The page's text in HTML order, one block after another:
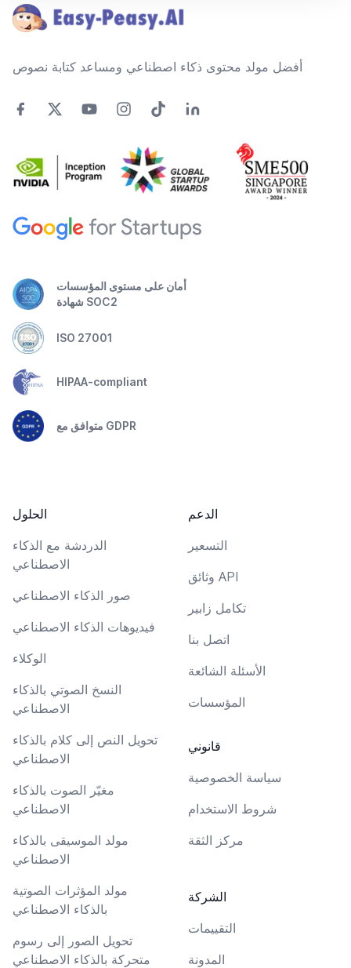
أفضل مولد محتوى ذكاء اصطناعي ومساعد كتابة نصوص
أمان على مستوى المؤسسات
شهادة SOC2
ISO 27001
HIPAA-compliant
متوافق مع GDPR
الحلول
الدردشة مع الذكاء
الاصطناعي
صور الذكاء الاصطناعي
فيديوهات الذكاء الاصطناعي
الوكلاء
النسخ الصوتي بالذكاء
الاصطناعي
تحويل النص إلى كلام بالذكاء
الاصطناعي
مغيّر الصوت بالذكاء
الاصطناعي
مولد الموسيقى بالذكاء
الاصطناعي
مولد المؤثرات الصوتية
بالذكاء الاصطناعي
تحويل الصور إلى رسوم
متحركة بالذكاء الاصطناعي
الدعم
التسعير
وثائق API
تكامل زابير
اتصل بنا
الأسئلة الشائعة
المؤسسات
قانوني
سياسة الخصوصية
شروط الاستخدام
مركز الثقة
الشركة
التقييمات
المدونة